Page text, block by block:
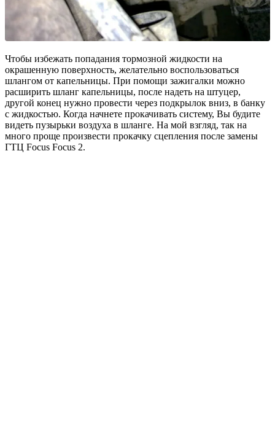
Чтобы избежать попадания тормозной жидкости на
окрашенную поверхность, желательно воспользоваться
шлангом от капельницы. При помощи зажигалки можно
расширить шланг капельницы, после надеть на штуцер,
другой конец нужно провести через подкрылок вниз, в банку
с жидкостью. Когда начнете прокачивать систему, Вы будите
видеть пузырьки воздуха в шланге. На мой взгляд, так на
много проще произвести прокачку сцепления после замены
ГТЦ Focus Focus 2.